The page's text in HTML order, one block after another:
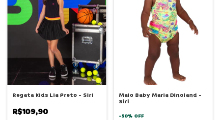
Regata Kids Lia Preto - Siri
R$109,90
Maio Baby Maria Dinoland -
Siri
-50% OFF